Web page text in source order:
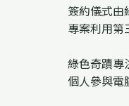
簽約儀式由
專案利用第
綠色奇蹟專
個人參與電